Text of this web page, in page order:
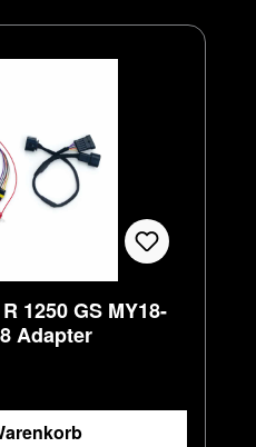
1250 GS MY18-
Adapter